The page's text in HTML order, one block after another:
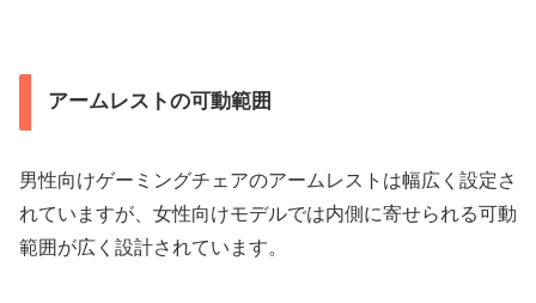
アームレストの可動範囲
男性向けゲーミングチェアのアームレストは幅広く設定さ
れていますが、女性向けモデルでは内側に寄せられる可動
範囲が広く設計されています。